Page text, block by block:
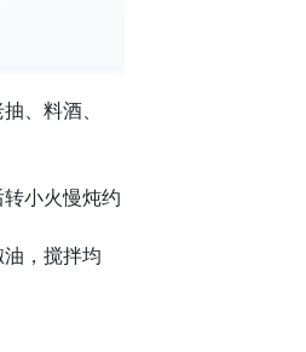
、料酒、
小火慢炖约
，搅拌均